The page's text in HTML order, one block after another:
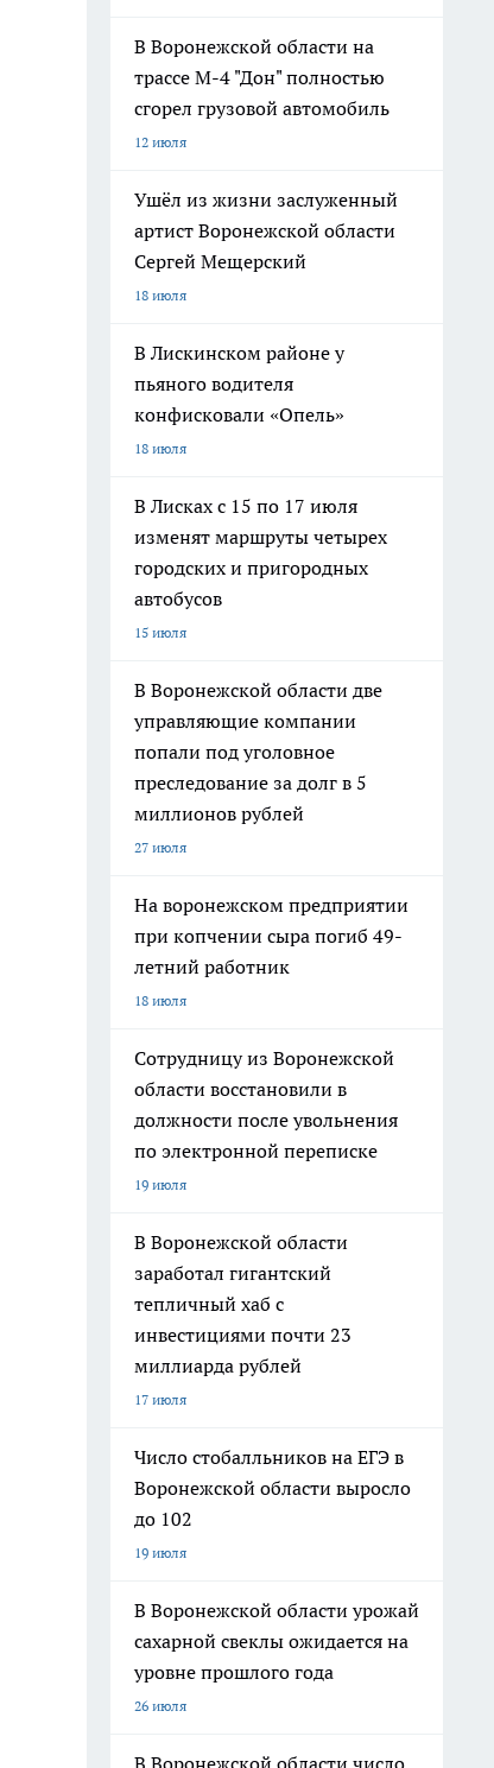
В Воронежской области на
трассе М-4 "Дон" полностью
сгорел грузовой автомобиль
12 июля
Ушёл из жизни заслуженный
артист Воронежской области
Сергей Мещерский
18 июля
В Лискинском районе у
пьяного водителя
конфисковали «Опель»
18 июля
В Лисках с 15 по 17 июля
изменят маршруты четырех
городских и пригородных
автобусов
15 июля
В Воронежской области две
управляющие компании
попали под уголовное
преследование за долг в 5
миллионов рублей
27 июля
На воронежском предприятии
при копчении сыра погиб 49-
летний работник
18 июля
Сотрудницу из Воронежской
области восстановили в
должности после увольнения
по электронной переписке
19 июля
В Воронежской области
заработал гигантский
тепличный хаб с
инвестициями почти 23
миллиарда рублей
17 июля
Число стобалльников на ЕГЭ в
Воронежской области выросло
до 102
19 июля
В Воронежской области урожай
сахарной свеклы ожидается на
уровне прошлого года
26 июля
В Воронежской области число